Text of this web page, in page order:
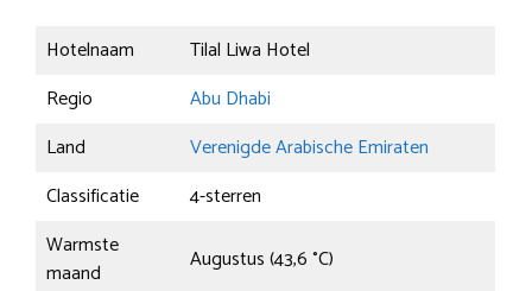
Hotelnaam
Tilal Liwa Hotel
Regio
Abu Dhabi
Land
Verenigde Arabische Emiraten
Classificatie
4-sterren
Warmste
maand
Augustus (43,6 °C)